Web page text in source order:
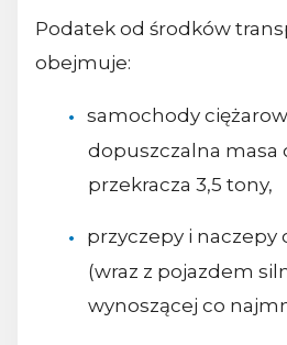
Podatek od środków
obejmuje:
samochody
dopuszczalna masa
przekracza 3,5 tony,
przyczepy i naczepy
(wraz z pojazdem
wynoszącej co